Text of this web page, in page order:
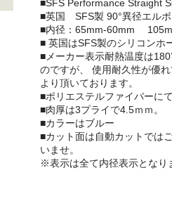
■SFS Performance Straight
■英国 SFS製 90°異径エルボ
■内径：65mm-60mm
■ 英国はSFS製のシリコンホ
■メーカー表示耐熱温度は
のですが、 使用耐久性が優
より頂いております。
■ポリエステルファイバーにて
■肉厚は3プライで4.5ｍｍ。
■カラーはブルー
■カット面は自動カットでは
いませ。
※表示は全て内径表示となり